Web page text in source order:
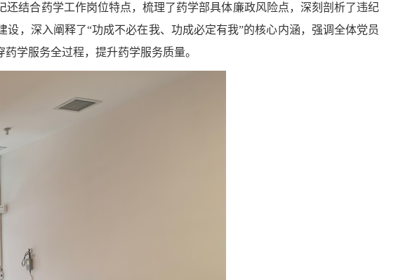
结合药学工作岗位特点，梳理了药学部具体廉政风险点，深刻剖析了违纪
，深入阐释了“功成不必在我、功成必定有我”的核心内涵，强调全体党员
学服务全过程，提升药学服务质量。